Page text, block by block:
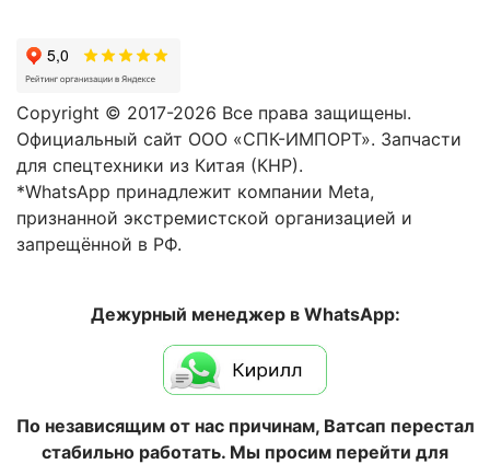
Copyright © 2017-2026 Все права защищены.
Официальный сайт ООО «СПК-ИМПОРТ». Запчасти
для спецтехники из Китая (КНР).
*WhatsApp принадлежит компании Meta,
признанной экстремистской организацией и
запрещённой в РФ.
Дежурный менеджер в WhatsApp:
По независящим от нас причинам, Ватсап перестал
стабильно работать. Мы просим перейти для